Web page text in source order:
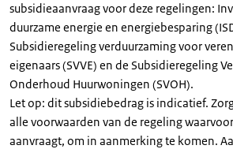
subsidieaanvraag voor deze regelingen:
duurzame energie en energiebesparing
Subsidieregeling verduurzaming voor
eigenaars (SVVE) en de Subsidieregeling
Onderhoud Huurwoningen (SVOH).
Let op: dit subsidiebedrag is indicatief.
alle voorwaarden van de regeling
aanvraagt, om in aanmerking te komen.